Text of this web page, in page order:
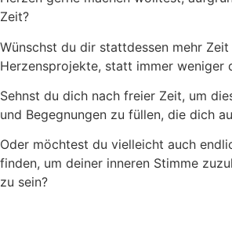
Zeit?
Wünschst du dir stattdessen mehr
Herzensprojekte, statt immer weniger
Sehnst du dich nach freier Zeit, um
und Begegnungen zu füllen, die dich
Oder möchtest du vielleicht auch
finden, um deiner inneren Stimme
zu sein?